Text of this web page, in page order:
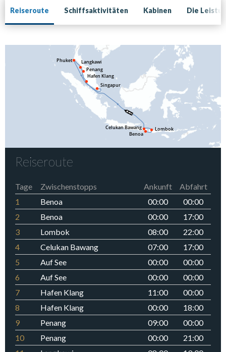
Reiseroute Schiffsaktivitäten Kabinen Die
Reiseroute
Tage Zwischenstopps Ankunft
Abfahrt
1
Benoa 00:00
00:00
2
Benoa 00:00
17:00
3
Lombok 08:00
22:00
4
Celukan Bawang 07:00
17:00
5
Auf See 00:00
00:00
6
Auf See 00:00
00:00
7
Hafen Klang 11:00
00:00
8
Hafen Klang 00:00
18:00
9
Penang 09:00
00:00
10
Penang 00:00
21:00